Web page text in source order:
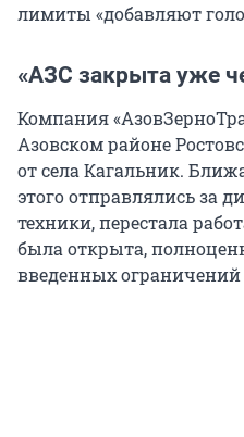
лимиты «добавляют
«АЗС закрыта уже
Компания
Азовском районе
от села Кагальник.
этого отправлялись за
техники, перестала
была открыта,
введенных ограничений